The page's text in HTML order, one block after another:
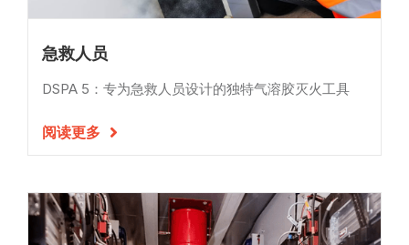
急救人员
DSPA 5：专为急救人员设计的独特气溶胶灭火工具
阅读更多 